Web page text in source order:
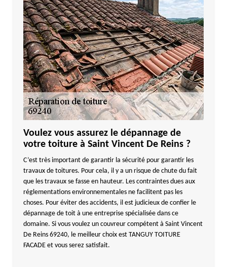
Voulez vous assurez le dépannage de
votre toiture à Saint Vincent De Reins ?
C’est très important de garantir la sécurité pour garantir les
travaux de toitures. Pour cela, il y a un risque de chute du fait
que les travaux se fasse en hauteur. Les contraintes dues aux
réglementations environnementales ne facilitent pas les
choses. Pour éviter des accidents, il est judicieux de confier le
dépannage de toit à une entreprise spécialisée dans ce
domaine. Si vous voulez un couvreur compétent à Saint Vincent
De Reins 69240, le meilleur choix est TANGUY TOITURE
FACADE et vous serez satisfait.